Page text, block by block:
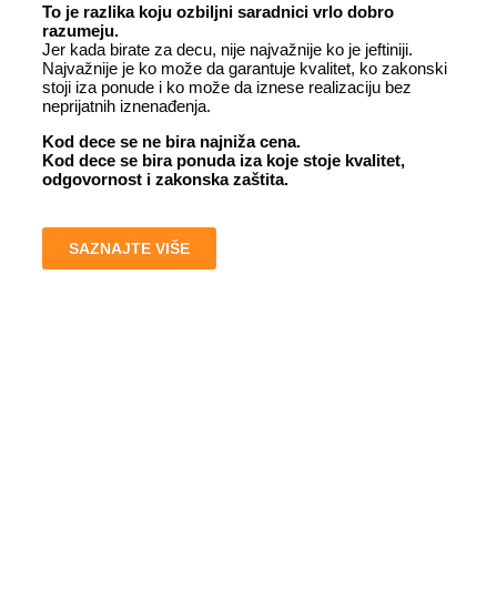
To je razlika koju ozbiljni saradnici vrlo dobro
razumeju.
Jer kada birate za decu, nije najvažnije ko je jeftiniji.
Najvažnije je ko može da garantuje kvalitet, ko zakonski
stoji iza ponude i ko može da iznese realizaciju bez
neprijatnih iznenađenja.
Kod dece se ne bira najniža cena.
Kod dece se bira ponuda iza koje stoje kvalitet,
odgovornost i zakonska zaštita.
SAZNAJTE VIŠE